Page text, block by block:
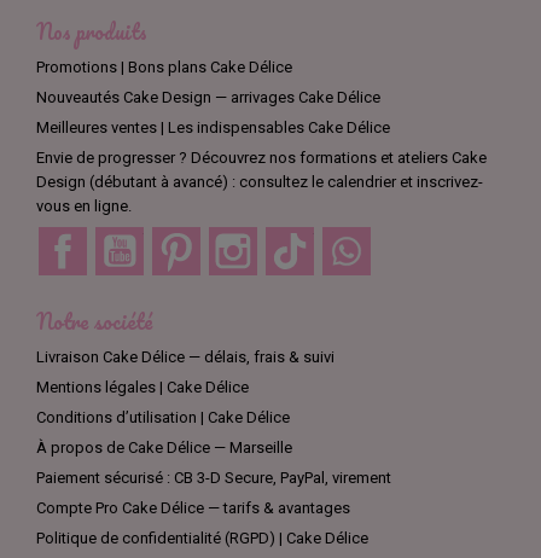
Nos produits
Promotions | Bons plans Cake Délice
Nouveautés Cake Design — arrivages Cake Délice
Meilleures ventes | Les indispensables Cake Délice
Envie de progresser ? Découvrez nos formations et ateliers Cake
Design (débutant à avancé) : consultez le calendrier et inscrivez-
vous en ligne.
Facebook YouTube Pinterest Instagram TikTok
Notre société
Livraison Cake Délice — délais, frais & suivi
Mentions légales | Cake Délice
Conditions d’utilisation | Cake Délice
À propos de Cake Délice — Marseille
Paiement sécurisé : CB 3-D Secure, PayPal, virement
Compte Pro Cake Délice — tarifs & avantages
Politique de confidentialité (RGPD) | Cake Délice